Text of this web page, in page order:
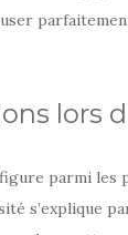
lors
parmi les
s’explique